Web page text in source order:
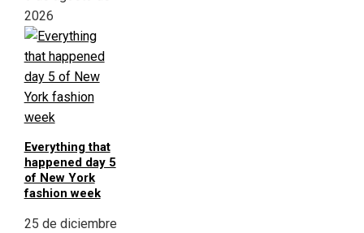
2026
Everything that
happened day 5
of New York
fashion week
25 de diciembre